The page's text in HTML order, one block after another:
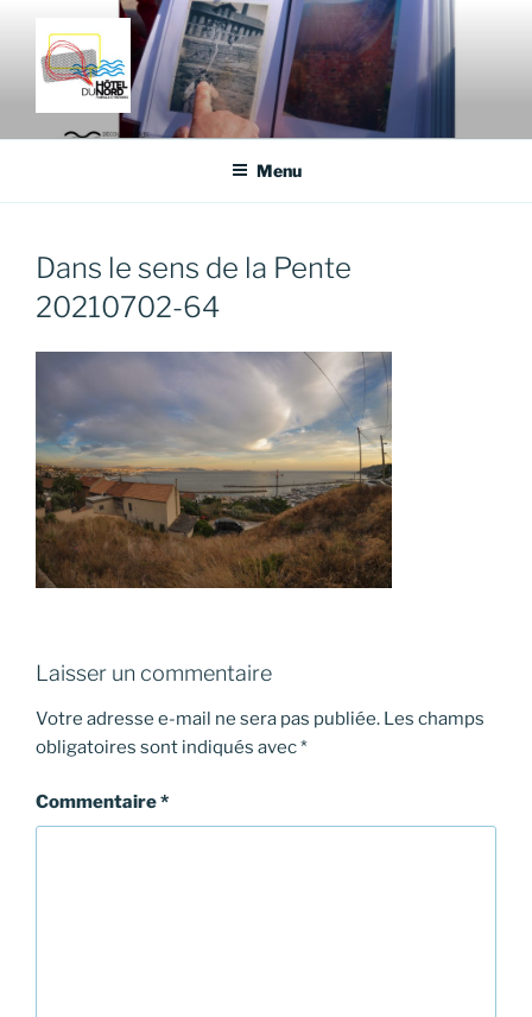
contenu
HÔTEL DU NORD
Fabrique d'histoires
Menu
Dans le sens de la Pente
20210702-64
Laisser un commentaire
Votre adresse e-mail ne sera pas publiée. Les champs
obligatoires sont indiqués avec*
Commentaire*